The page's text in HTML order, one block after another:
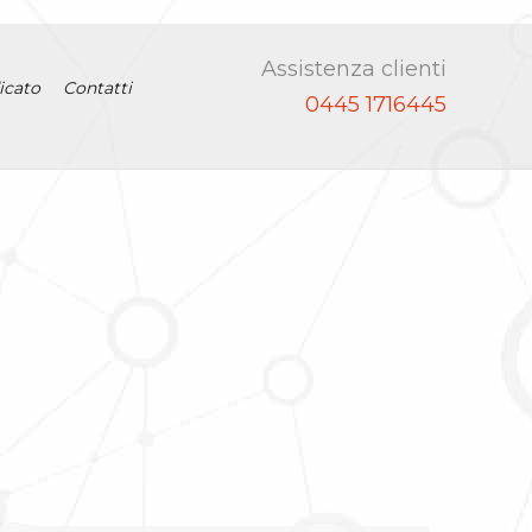
Contatti
Assistenza clienti
0445 1716445